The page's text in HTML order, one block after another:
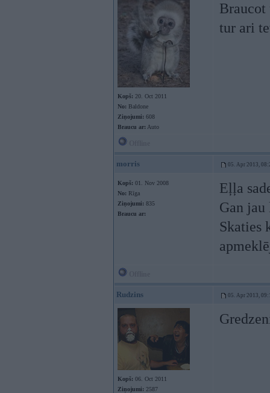
Kopš: 20. Oct 2011
No: Baldone
Ziņojumi: 608
Braucu ar: Auto
Braucot
tur ari
morris 05. Apr 2013,
Kopš: 01. Nov 2008
No: Rīga
Ziņojumi: 835
Braucu ar:
Eļļa
Gan jau
Skaties
Rudzins 05. Apr 2013,
Kopš: 06. Oct 2011
Ziņojumi: 2587